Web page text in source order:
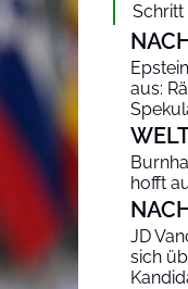
Schritt
aus:
hofft
JD
sich